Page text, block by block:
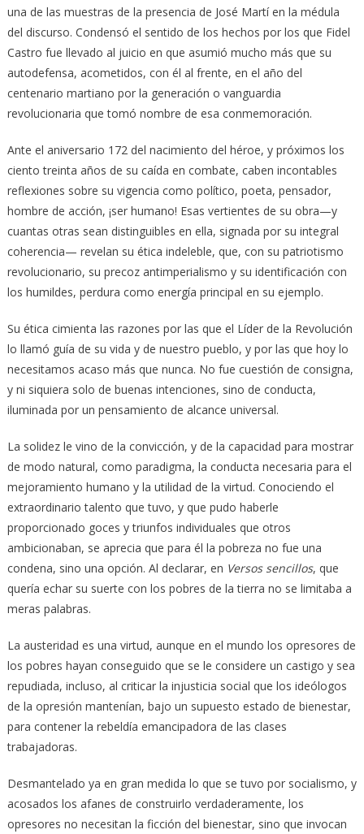
una de las muestras de la presencia de José Martí en la médula
del discurso. Condensó el sentido de los hechos por los que Fidel
Castro fue llevado al juicio en que asumió mucho más que su
autodefensa, acometidos, con él al frente, en el año del
centenario martiano por la generación o vanguardia
revolucionaria que tomó nombre de esa conmemoración.
Ante el aniversario 172 del nacimiento del héroe, y próximos los
ciento treinta años de su caída en combate, caben incontables
reflexiones sobre su vigencia como político, poeta, pensador,
hombre de acción, ¡ser humano! Esas vertientes de su obra—y
cuantas otras sean distinguibles en ella, signada por su integral
coherencia— revelan su ética indeleble, que, con su patriotismo
revolucionario, su precoz antimperialismo y su identificación con
los humildes, perdura como energía principal en su ejemplo.
Su ética cimienta las razones por las que el Líder de la Revolución
lo llamó guía de su vida y de nuestro pueblo, y por las que hoy lo
necesitamos acaso más que nunca. No fue cuestión de consigna,
y ni siquiera solo de buenas intenciones, sino de conducta,
iluminada por un pensamiento de alcance universal.
La solidez le vino de la convicción, y de la capacidad para mostrar
de modo natural, como paradigma, la conducta necesaria para el
mejoramiento humano y la utilidad de la virtud. Conociendo el
extraordinario talento que tuvo, y que pudo haberle
proporcionado goces y triunfos individuales que otros
ambicionaban, se aprecia que para él la pobreza no fue una
condena, sino una opción. Al declarar, en Versos sencillos, que
quería echar su suerte con los pobres de la tierra no se limitaba a
meras palabras.
La austeridad es una virtud, aunque en el mundo los opresores de
los pobres hayan conseguido que se le considere un castigo y sea
repudiada, incluso, al criticar la injusticia social que los ideólogos
de la opresión mantenían, bajo un supuesto estado de bienestar,
para contener la rebeldía emancipadora de las clases
trabajadoras.
Desmantelado ya en gran medida lo que se tuvo por socialismo, y
acosados los afanes de construirlo verdaderamente, los
opresores no necesitan la ficción del bienestar, sino que invocan